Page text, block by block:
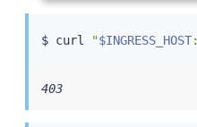
$ curl "$INGRESS_HOST:
403